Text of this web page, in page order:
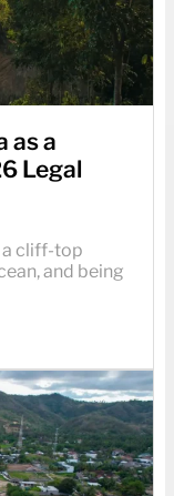
as a
Legal
a cliff-top
and being